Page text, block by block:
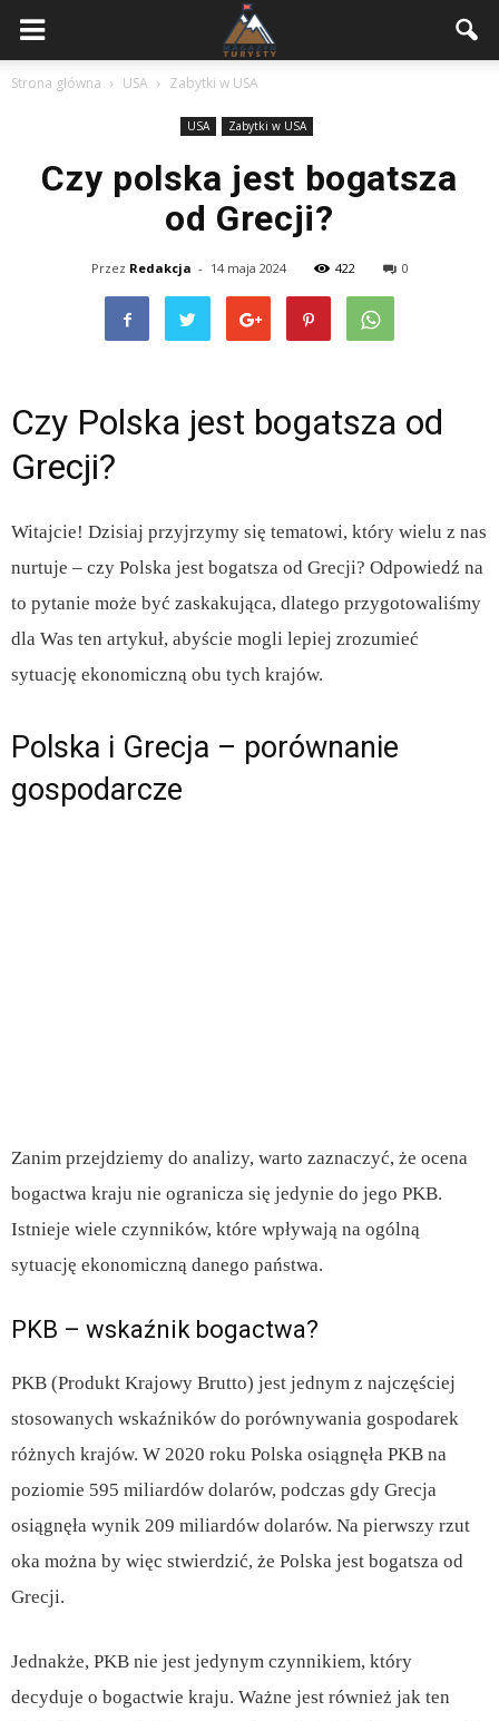
Strona główna USA Zabytki w USA
USA Zabytki w USA
Czy polska jest bogatsza
od Grecji?
Przez Redakcja - 14 maja 2024 422 0
Czy Polska jest bogatsza od
Grecji?
Witajcie! Dzisiaj przyjrzymy się tematowi, który wielu z nas
nurtuje – czy Polska jest bogatsza od Grecji? Odpowiedź na
to pytanie może być zaskakująca, dlatego przygotowaliśmy
dla Was ten artykuł, abyście mogli lepiej zrozumieć
sytuację ekonomiczną obu tych krajów.
Polska i Grecja – porównanie
gospodarcze
Zanim przejdziemy do analizy, warto zaznaczyć, że ocena
bogactwa kraju nie ogranicza się jedynie do jego PKB.
Istnieje wiele czynników, które wpływają na ogólną
sytuację ekonomiczną danego państwa.
PKB – wskaźnik bogactwa?
PKB (Produkt Krajowy Brutto) jest jednym z najczęściej
stosowanych wskaźników do porównywania gospodarek
różnych krajów. W 2020 roku Polska osiągnęła PKB na
poziomie 595 miliardów dolarów, podczas gdy Grecja
osiągnęła wynik 209 miliardów dolarów. Na pierwszy rzut
oka można by więc stwierdzić, że Polska jest bogatsza od
Grecji.
Jednakże, PKB nie jest jedynym czynnikiem, który
decyduje o bogactwie kraju. Ważne jest również jak ten